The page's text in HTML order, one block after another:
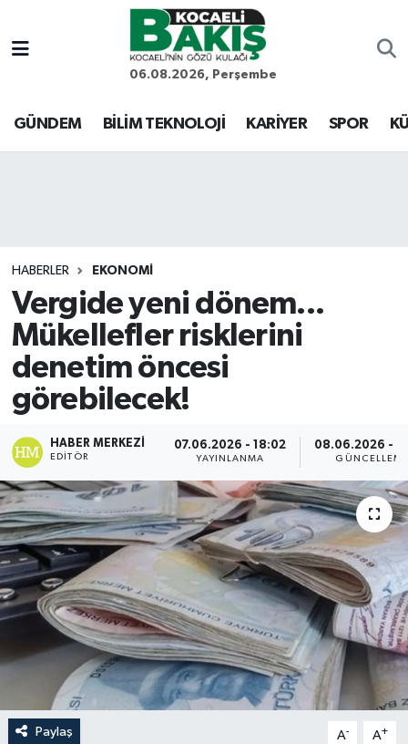
06.08.2026, Perşembe
GÜNDEM BİLİM TEKNOLOJİ KARİYER SPOR
HABERLER EKONOMİ
Vergide yeni dönem...
Mükellefler risklerini
denetim öncesi
görebilecek!
HABER MERKEZI
EDITÖR
07.06.2026 - 18:02
YAYINLANMA
08.06.2026 -
Paylaş A- A+
Kocaeli Nöbetçi Eczaneler
Kocaeli Hava Durumu
Son Dakika Haberleri
Haber Arşivi